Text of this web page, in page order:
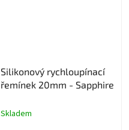
Silikonový rychloupínací
řemínek 20mm - Sapphire
Skladem